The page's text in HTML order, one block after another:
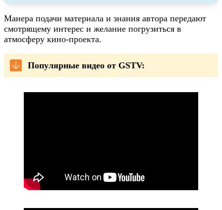
Манера подачи материала и знания автора передают
смотрящему интерес и желание погрузиться в
атмосферу кино-проекта.
Популярные видео от GSTV: